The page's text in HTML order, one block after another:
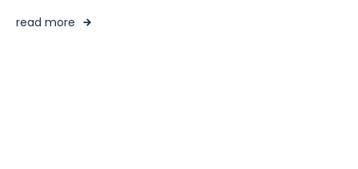
read more